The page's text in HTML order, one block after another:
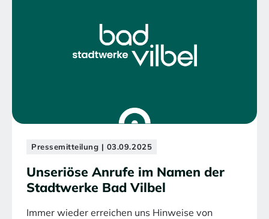
Pressemitteilung | 03.09.2025
Unseriöse Anrufe im Namen der
Stadtwerke Bad Vilbel
Immer wieder erreichen uns Hinweise von